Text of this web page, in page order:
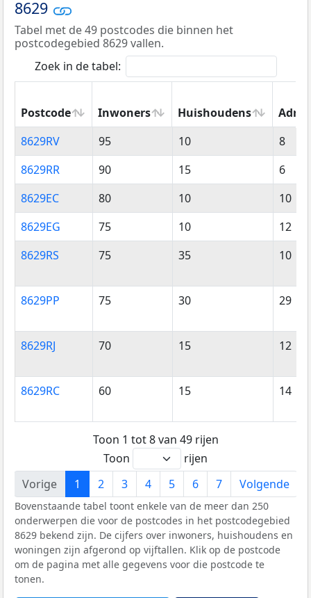
8629
Tabel met de 49 postcodes die binnen het
postcodegebied 8629 vallen.
Zoek in de tabel:
Postcode Inwoners Huishoudens
Postcode
Inwoners Huishoudens
8629RV 95 10
8
8629RR
90 15
6
8629EC
80 10
10
8629EG
75 10
12
8629RS
75 35 10
8629PP 75 30 29
8629RJ 70 15 12
8629RC 60 15 14
Toon 1 tot 8 van 49 rijen
Toon
rijen
Vorige
1 2 3 4 5 6 7 Volgende
Bovenstaande tabel toont enkele van de meer dan 250
onderwerpen die voor de postcodes in het postcodegebied
8629 bekend zijn. De cijfers over inwoners, huishoudens en
woningen zijn afgerond op vijftallen. Klik op de postcode
om de pagina met alle gegevens voor die postcode te
tonen.